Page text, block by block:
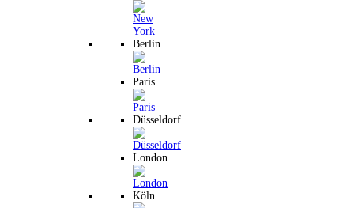
Berlin
Paris
Düsseldorf
London
Köln